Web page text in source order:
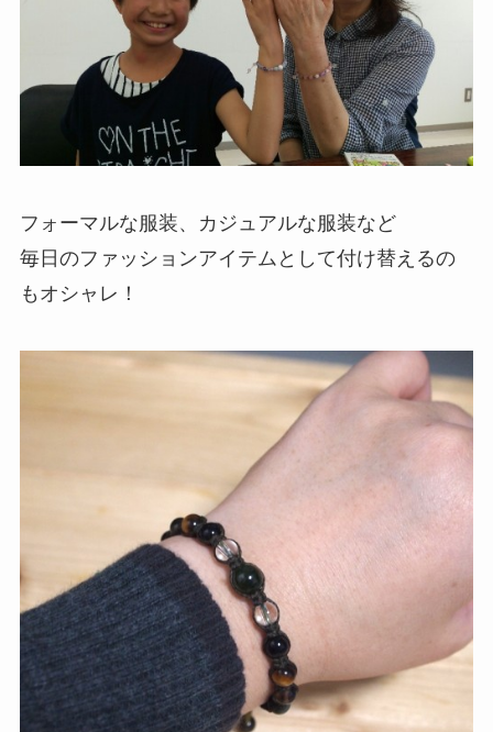
フォーマルな服装、カジュアルな服装など
毎日のファッションアイテムとして付け替えるの
もオシャレ！